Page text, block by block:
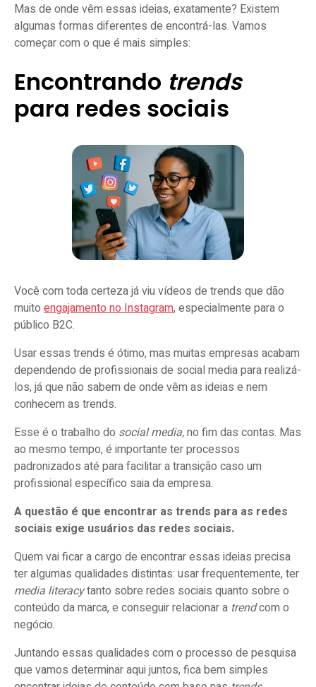
Mas de onde vêm essas ideias, exatamente? Existem
algumas formas diferentes de encontrá-las. Vamos
começar com o que é mais simples:
Encontrando trends
para redes sociais
Você com toda certeza já viu vídeos de trends que dão
muito engajamento no Instagram, especialmente para o
público B2C.
Usar essas trends é ótimo, mas muitas empresas acabam
dependendo de profissionais de social media para realizá-
los, já que não sabem de onde vêm as ideias e nem
conhecem as trends.
Esse é o trabalho do social media,no fim das contas. Mas
ao mesmo tempo, é importante ter processos
padronizados até para facilitar a transição caso um
profissional específico saia da empresa.
A questão é que encontrar as trends para as redes
sociais exige usuários das redes sociais.
Quem vai ficar a cargo de encontrar essas ideias precisa
ter algumas qualidades distintas: usar frequentemente, ter
media literacytanto sobre redes sociais quanto sobre o
conteúdo da marca, e conseguir relacionar a trendcom o
negócio.
Juntando essas qualidades com o processo de pesquisa
que vamos determinar aqui juntos, fica bem simples